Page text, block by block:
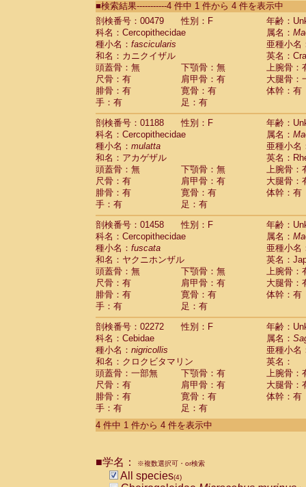
CebidaeSaguinus labiatus(0)
Cebidae Saguinus leucopus (0)
CebidaeSaguinus midas
CebidaeSaguinus mystax
CebidaeSaguinus nigricollis (1)
Cebidae Saguinus oedipus
Cebidae Saguinus weddelli
Cebidae Saguinusspp.
Cebidae Aotus trivirgatus
Cebidae Cebus albifrons
CebidaeCebus apella
Cebidae
CebidaeCebus nigrivittatus
Cebidae Cebusspp.(0)
Cebidae Saimiri boliviensis
Cebidae Saimiri sciureus
Atelidae Alouatta caraya
AtelidaeAlouatta fusca
AtelidaeAlouatta seniculus
AtelidaeAlouatta
Atelidae Ateles belzebuth
Atelidae Ateles geoffroyi
Atelidae Ateles paniscus
Atelidae Atelesspp.
Atelidae Lagothrix lagothricha
AtelidaeLagothrix lagothricha cana(0)
Pitheciidae
Cacajao calvus
Pitheciidae
Callicebus cupreus(0)
Pitheciidae Callicebus donacophilus(0)
PitheciidaeCallicebus moloch(0)
Pitheciidae Callicebus torquatus(0)
Pitheciidae Callicebus
Pitheciidae Chiropotes satanas
Pitheciidae Pithecia monachus
PitheciidaePithecia pithecia
CercopithecidaeCercocebus
Cercopithecidae
■検索結果-----------4 件中 1 件から 4 件を表示中
剖検番号：00479
性別：F
年齢：
科名：Cercopithecidae
属名：
種小名： fascicularis
亜種小名
和名：カニクイザル
英名：
頭蓋骨：無
下顎骨：無
上腕骨：
尺骨：有
肩甲骨：有
大腿骨：
腓骨：有
寛骨：有
体幹：有
手：有
足：有
剖検番号：01188
性別：F
年齢：
科名：Cercopithecidae
属名：
種小名： mulatta
亜種小名
和名：アカゲザル
英名：
頭蓋骨：無
下顎骨：無
上腕骨：
尺骨：有
肩甲骨：有
大腿骨：
腓骨：有
寛骨：有
体幹：有
手：有
足：有
剖検番号：01458
性別：F
年齢：
科名：Cercopithecidae
属名：
種小名： fuscata
亜種小名
和名：ヤクニホンザル
英名：
頭蓋骨：無
下顎骨：無
上腕骨：
尺骨：有
肩甲骨：有
大腿骨：
腓骨：有
寛骨：有
体幹：有
手：有
足：有
剖検番号：02272
性別：F
年齢：
科名：Cebidae
属名：
種小名： nigricollis
亜種小名
和名：クロクビタマリン
英名：
頭蓋骨：一部無
下顎骨：有
上腕骨：
尺骨：有
肩甲骨：有
大腿骨：
腓骨：有
寛骨：有
体幹：有
手：有
足：有
4 件中 1 件から 4 件を表示中
■学名： ※複数選択可・or検索
All species(4)